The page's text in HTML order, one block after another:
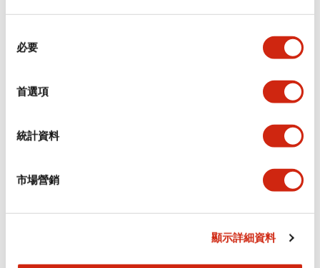
必要
首選項
統計資料
市場營銷
顯示詳細資料
環境規範
機械規格